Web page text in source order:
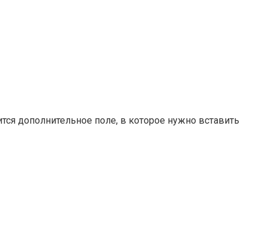
дополнительное поле, в которое нужно вставить